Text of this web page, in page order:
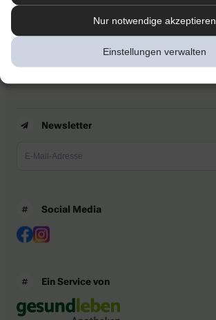
Nur notwendige akzeptieren
Einstellungen verwalten
Newsletter
Barrierefreiheitserklärung
Newsletter
Social Media
Ein Service von